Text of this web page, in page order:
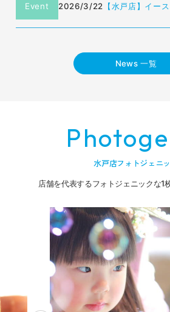
Event 2026/3/22 【水戸店】イー
News 一覧
水戸店フォトジェニ
店舗を代表するフォトジェニックな1